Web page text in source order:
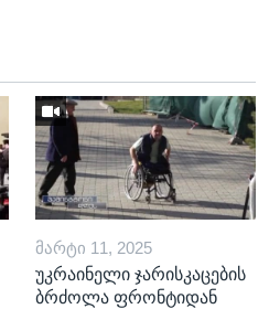
ᲛᲐᲠᲢᲘ 11, 2025
უკრაინელი ჯარისკაცების
ბრძოლა ფრონტიდან